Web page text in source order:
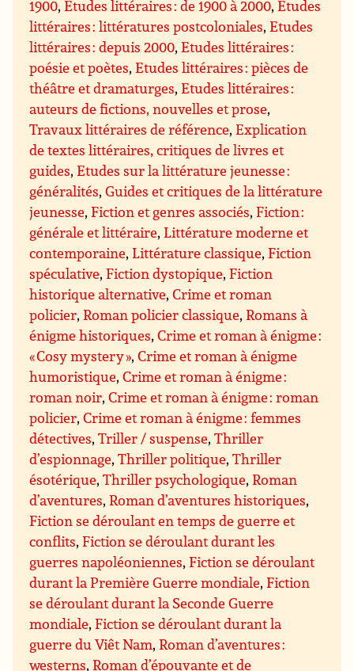
1900,Etudes littéraires : de 1900 à 2000,Etudes
littéraires : littératures postcoloniales,Etudes
littéraires : depuis 2000,Etudes littéraires :
poésie et poètes,Etudes littéraires : pièces de
théâtre et dramaturges,Etudes littéraires :
auteurs de fictions, nouvelles et prose,
Travaux littéraires de référence,Explication
de textes littéraires, critiques de livres et
guides,Etudes sur la littérature jeunesse :
généralités,Guides et critiques de la littérature
jeunesse,Fiction et genres associés,Fiction :
générale et littéraire,Littérature moderne et
contemporaine,Littérature classique,Fiction
spéculative,Fiction dystopique,Fiction
historique alternative,Crime et roman
policier,Roman policier classique,Romans à
énigme historiques,Crime et roman à énigme :
« Cosy mystery »,Crime et roman à énigme
humoristique,Crime et roman à énigme :
roman noir,Crime et roman à énigme : roman
policier,Crime et roman à énigme : femmes
détectives,Triller / suspense,Thriller
d’espionnage,Thriller politique,Thriller
ésotérique,Thriller psychologique,Roman
d’aventures,Roman d’aventures historiques,
Fiction se déroulant en temps de guerre et
conflits,Fiction se déroulant durant les
guerres napoléoniennes,Fiction se déroulant
durant la Première Guerre mondiale,Fiction
se déroulant durant la Seconde Guerre
mondiale,Fiction se déroulant durant la
guerre du Viêt Nam,Roman d’aventures :
westerns,Roman d’épouvante et de